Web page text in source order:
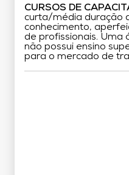
CURSOS DE
curta/média duração
conhecimento,
de profissionais. Uma
não possui ensino
para o mercado de